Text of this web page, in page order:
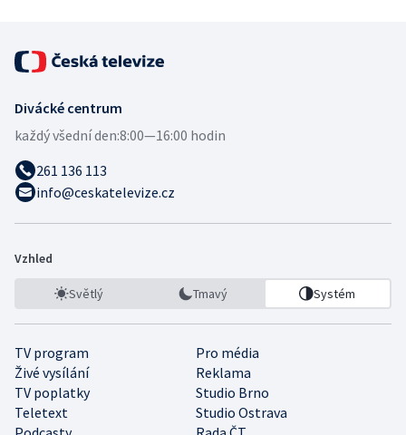
Divácké centrum
každý všední den:8:00—16:00 hodin
261 136 113
info@ceskatelevize.cz
Vzhled
Světlý Tmavý Systém
TV program
Pro média
Živé vysílání
Reklama
TV poplatky
Studio Brno
Teletext
Studio Ostrava